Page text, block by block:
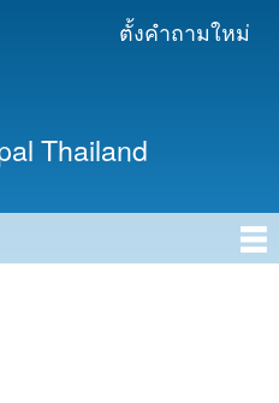
ตั้งคำถามใหม่
Thailand